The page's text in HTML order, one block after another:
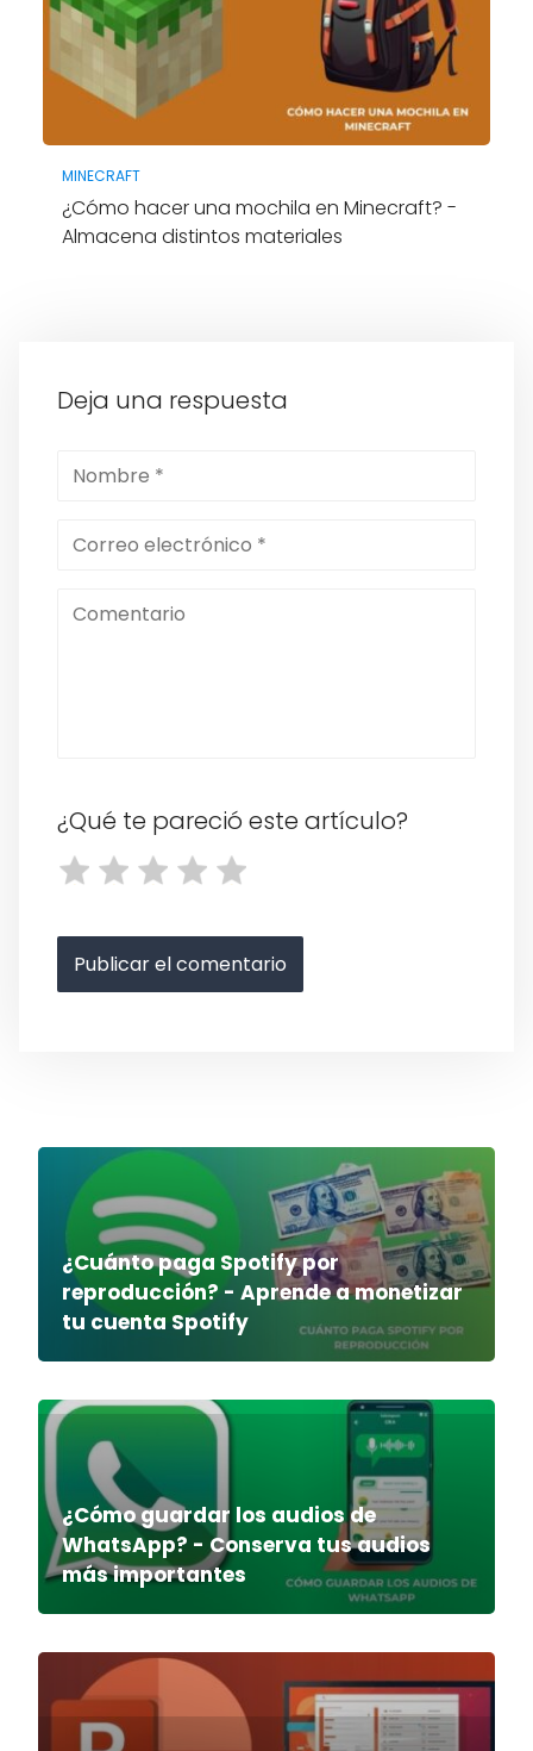
MINECRAFT
¿Cómo hacer una mochila en Minecraft? -
Almacena distintos materiales
Deja una respuesta
¿Qué te pareció este artículo?
¿Cuánto paga Spotify por
reproducción? - Aprende a monetizar
tu cuenta Spotify
¿Cómo guardar los audios de
WhatsApp? - Conserva tus audios
más importantes